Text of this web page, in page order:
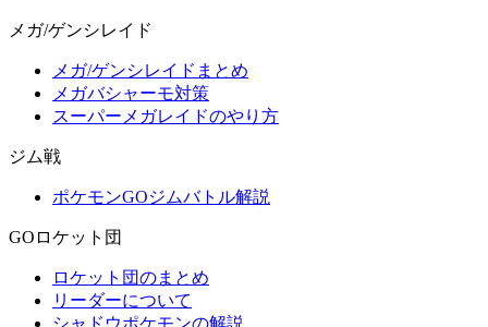
メガ/ゲンシレイド
メガ/ゲンシレイドまとめ
メガバシャーモ対策
スーパーメガレイドのやり方
ジム戦
ポケモンGOジムバトル解説
GOロケット団
ロケット団のまとめ
リーダーについて
シャドウポケモンの解説